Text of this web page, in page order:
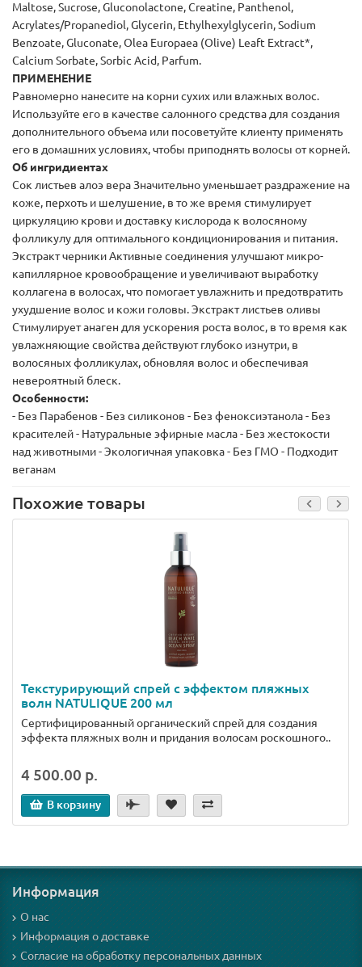
Maltose, Sucrose, Gluconolactone, Creatine, Panthenol,
Acrylates/Propanediol, Glycerin, Ethylhexylglycerin, Sodium
Benzoate, Gluconate, Olea Europaea (Olive) Leaft Extract*,
Calcium Sorbate, Sorbic Acid, Parfum.
ПРИМЕНЕНИЕ
Равномерно нанесите на корни сухих или влажных волос.
Используйте его в качестве салонного средства для создания
дополнительного объема или посоветуйте клиенту применять
его в домашних условиях, чтобы приподнять волосы от корней.
Об ингридиентах
Сок листьев алоэ вера Значительно уменьшает раздражение на
коже, перхоть и шелушение, в то же время стимулирует
циркуляцию крови и доставку кислорода к волосяному
фолликулу для оптимального кондиционирования и питания.
Экстракт черники Активные соединения улучшают микро-
капиллярное кровообращение и увеличивают выработку
коллагена в волосах, что помогает увлажнить и предотвратить
ухудшение волос и кожи головы. Экстракт листьев оливы
Стимулирует анаген для ускорения роста волос, в то время как
увлажняющие свойства действуют глубоко изнутри, в
волосяных фолликулах, обновляя волос и обеспечивая
невероятный блеск.
Особенности:
- Без Парабенов - Без силиконов - Без феноксиэтанола - Без
красителей - Натуральные эфирные масла - Без жестокости
над животными - Экологичная упаковка - Без ГМО - Подходит
веганам
Похожие товары
Текстурирующий спрей с эффектом пляжных
волн NATULIQUE 200 мл
Сертифицированный органический спрей для создания
эффекта пляжных волн и придания волосам роскошного..
4 500.00 р.
В корзину
Информация
О нас
Информация о доставке
Согласие на обработку персональных данных